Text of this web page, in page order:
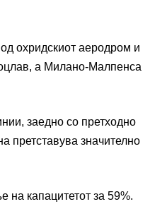
охридскиот аеродром и
а Милано-Малпенса
заедно со претходно
претставува значително
на капацитетот за 59%.